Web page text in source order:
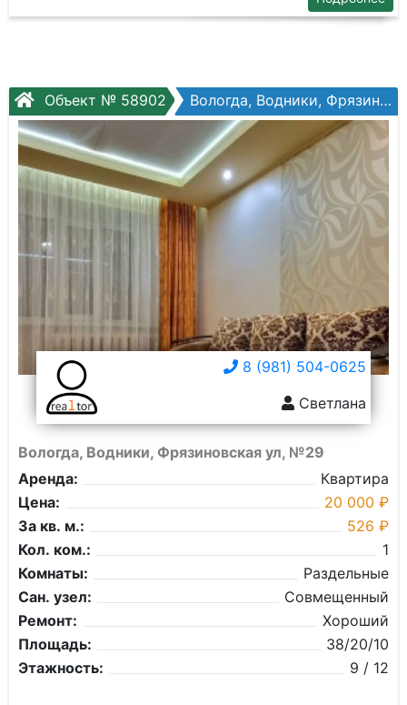
Объект № 58902 Вологда, Водники, Фрязиновская ул, №29
8 (981) 504-0625
Светлана
Вологда, Водники, Фрязиновская ул, №29
Аренда:
Квартира
Цена:
20 000 ₽
За кв. м.:
526 ₽
Кол. ком.:
1
Комнаты:
Раздельные
Сан. узел:
Совмещенный
Ремонт:
Хороший
Площадь:
38/20/10
Этажность:
9 / 12